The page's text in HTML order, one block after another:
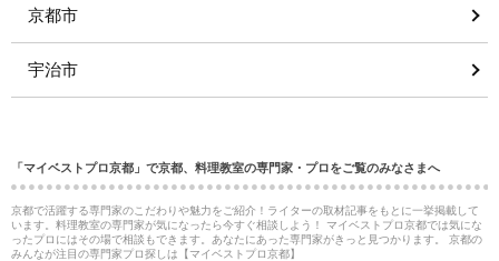
京都市
宇治市
「マイベストプロ京都」で京都、料理教室の専門家・プロをご覧のみなさまへ
京都で活躍する専門家のこだわりや魅力をご紹介！ライターの取材記事をもとに一挙掲載して
います。料理教室の専門家が気になったら今すぐ相談しよう！ マイベストプロ京都では気にな
ったプロにはその場で相談もできます。あなたにあった専門家がきっと見つかります。 京都の
みんなが注目の専門家プロ探しは【マイベストプロ京都】